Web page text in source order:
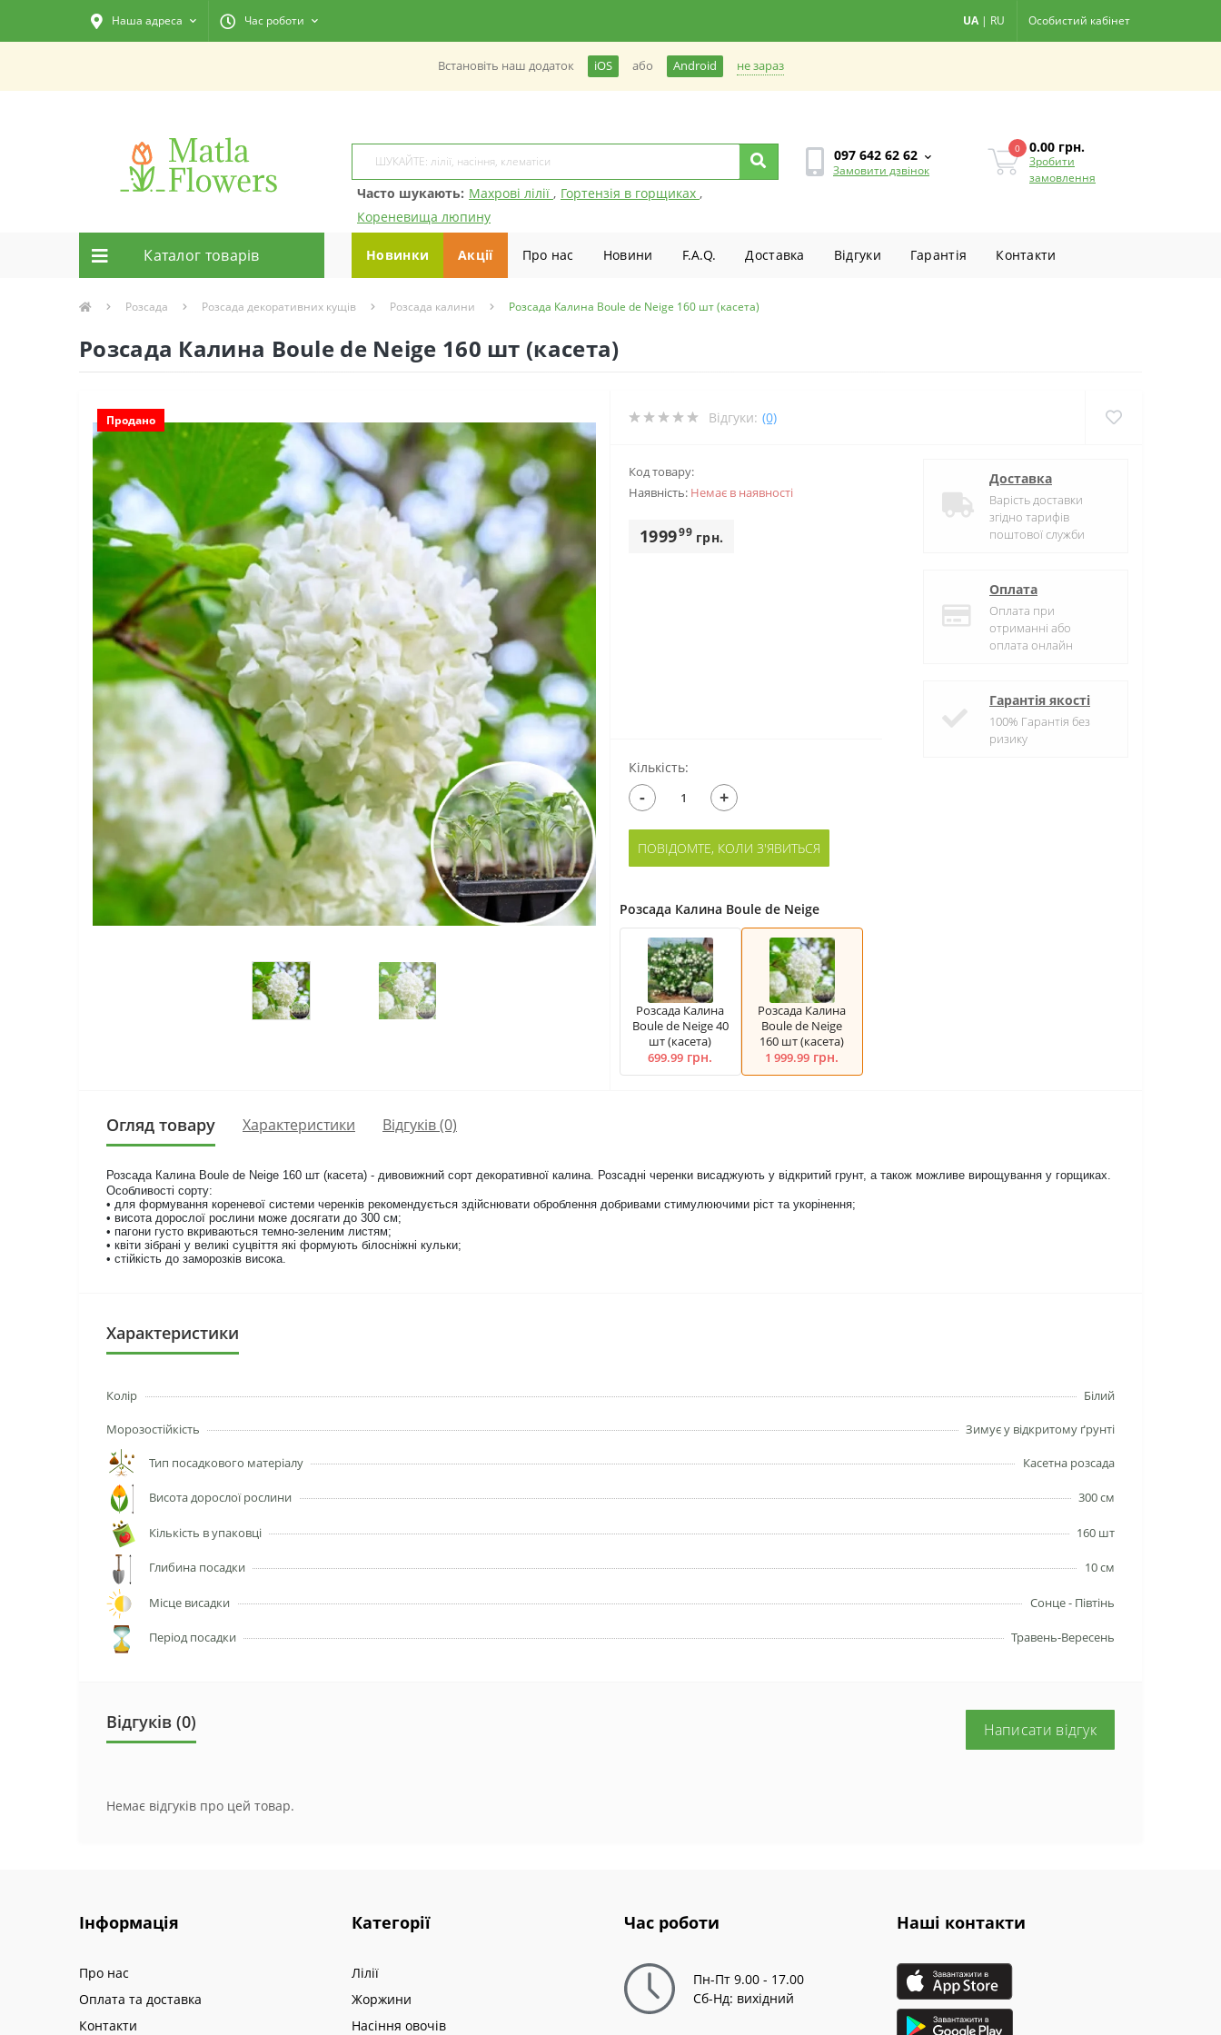
Наша адреса Час роботи UA | RU Особистий кабінет
Встановiть наш додаток iOS або Android не зараз
Часто шукають: Махрові лілії , Гортензія в горщиках ,
Кореневища люпину
097 642 62 62
Замовити дзвінок
0 0.00 грн.
Зробити
замовлення
Каталог товарiв Новинки Акції Про нас Новини F.A.Q. Доставка Вiдгуки Гарантiя Контакти
Розсада Розсада декоративних кущів Розсада калини Розсада Калина Boule de Neige 160 шт (касета)
Розсада Калина Boule de Neige 160 шт (касета)
Продано Відгуки: (0)
Код товару:
Наявність: Немає в наявностi
199999грн.
Доставка
Варість доставки
згідно тарифів
поштової служби
Оплата
Оплата при
отриманні або
оплата онлайн
Гарантія якості
100% Гарантія без
ризику
Кількість:
- +
ПОВІДОМТЕ, КОЛИ З'ЯВИТЬСЯ
Розсада Калина Boule de Neige
Розсада Калина
Boule de Neige 40
шт (касета)
699.99 грн.
Розсада Калина
Boule de Neige
160 шт (касета)
1 999.99 грн.
Огляд товару Характеристики Відгуків (0)
Розсада Калина Boule de Neige 160 шт (касета) - дивовижний сорт декоративної калина. Розсадні черенки висаджують у відкритий грунт, а також можливе вирощування у горщиках.
Особливості сорту:
• для формування кореневої системи черенків рекомендується здійснювати оброблення добривами стимулюючими ріст та укорінення;
• висота дорослої рослини може досягати до 300 см;
• пагони густо вкриваються темно-зеленим листям;
• квіти зібрані у великі суцвіття які формують білосніжні кульки;
• стійкість до заморозків висока.
Характеристики
Колір Білий
Морозостійкість Зимує у відкритому ґрунті
Тип посадкового матеріалу Касетна розсада
Висота дорослої рослини 300 см
Кількість в упаковці 160 шт
Глибина посадки 10 см
Місце висадки Сонце - Півтінь
Період посадки Травень-Вересень
Відгуків (0) Написати відгук
Немає відгуків про цей товар.
Інформація
Про нас
Оплата та доставка
Контакти
Категорії
Лілії
Жоржини
Насіння овочів
Час роботи
Пн-Пт 9.00 - 17.00
Сб-Нд: вихідний
Наші контакти